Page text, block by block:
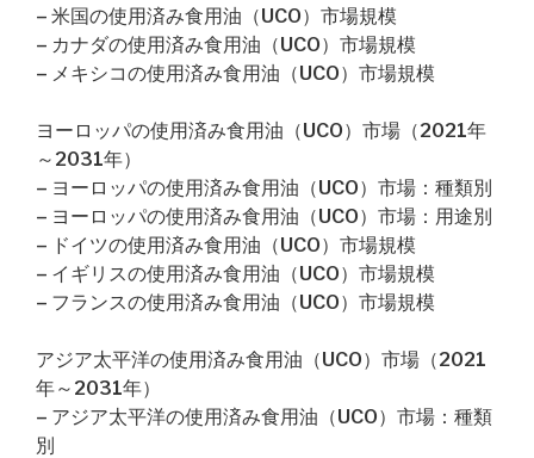
– 米国の使用済み食用油（UCO）市場規模
– カナダの使用済み食用油（UCO）市場規模
– メキシコの使用済み食用油（UCO）市場規模
ヨーロッパの使用済み食用油（UCO）市場（2021年
～2031年）
– ヨーロッパの使用済み食用油（UCO）市場：種類別
– ヨーロッパの使用済み食用油（UCO）市場：用途別
– ドイツの使用済み食用油（UCO）市場規模
– イギリスの使用済み食用油（UCO）市場規模
– フランスの使用済み食用油（UCO）市場規模
アジア太平洋の使用済み食用油（UCO）市場（2021
年～2031年）
– アジア太平洋の使用済み食用油（UCO）市場：種類
別